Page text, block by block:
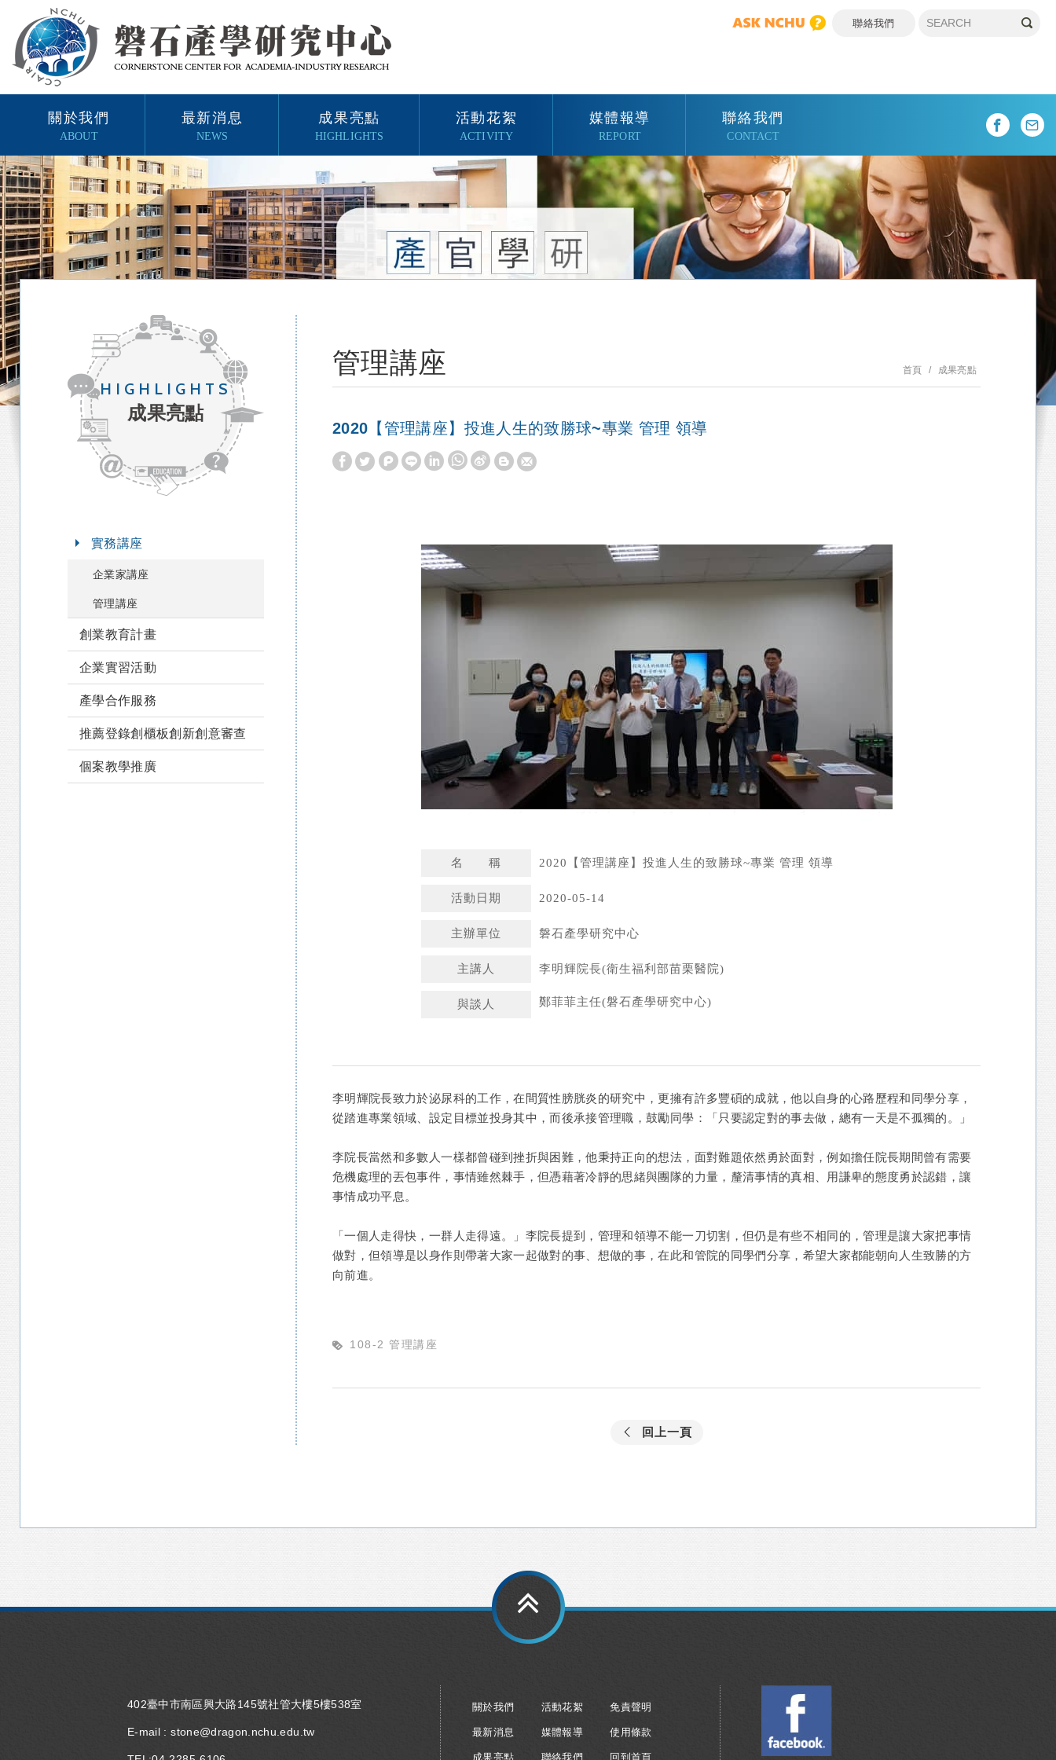
聯絡我們
關於我們
ABOUT
最新消息
NEWS
成果亮點
HIGHLIGHTS
活動花絮
ACTIVITY
媒體報導
REPORT
聯絡我們
CONTACT
HIGHLIGHTS
成果亮點
實務講座
企業家講座
管理講座
創業教育計畫
企業實習活動
產學合作服務
推薦登錄創櫃板創新創意審查
個案教學推廣
管理講座 首頁 成果亮點
2020【管理講座】投進人生的致勝球~專業 管理 領導
t
s
A
p
i
o
名 稱 2020【管理講座】投進人生的致勝球~專業 管理 領導
活動日期 2020-05-14
主辦單位 磐石產學研究中心
主講人 李明輝院長(衛生福利部苗栗醫院)
與談人 鄭菲菲主任(磐石產學研究中心)
李明輝院長致力於泌尿科的工作，在間質性膀胱炎的研究中，更擁有許多豐碩的成就，他以自身的心路歷程和同學分享，
從踏進專業領域、設定目標並投身其中，而後承接管理職，鼓勵同學：「只要認定對的事去做，總有一天是不孤獨的。」
李院長當然和多數人一樣都曾碰到挫折與困難，他秉持正向的想法，面對難題依然勇於面對，例如擔任院長期間曾有需要
危機處理的丟包事件，事情雖然棘手，但憑藉著冷靜的思緒與團隊的力量，釐清事情的真相、用謙卑的態度勇於認錯，讓
事情成功平息。
「一個人走得快，一群人走得遠。」李院長提到，管理和領導不能一刀切割，但仍是有些不相同的，管理是讓大家把事情
做對，但領導是以身作則帶著大家一起做對的事、想做的事，在此和管院的同學們分享，希望大家都能朝向人生致勝的方
向前進。
108-2 管理講座
回上一頁
402臺中市南區興大路145號社管大樓5樓538室
E-mail :stone@dragon.nchu.edu.tw
關於我們
最新消息
成果亮點
活動花絮
媒體報導
聯絡我們
免責聲明
使用條款
回到首頁